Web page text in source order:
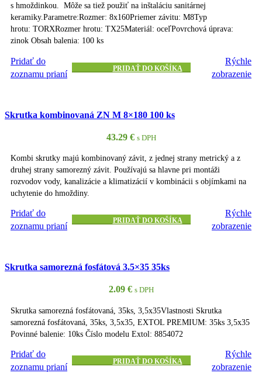
s hmoždinkou. Môže sa tiež použiť na inštaláciu sanitárnej
keramiky.Parametre:Rozmer: 8x160Priemer závitu: M8Typ
hrotu: TORXRozmer hrotu: TX25Materiál: oceľPovrchová úprava:
zinok Obsah balenia: 100 ks
Pridať do
zoznamu prianí
PRIDAŤ DO KOŠÍKA
Rýchle
zobrazenie
Skrutka kombinovaná ZN M 8×180 100 ks
43.29 € s DPH
Kombi skrutky majú kombinovaný závit, z jednej strany metrický a z
druhej strany samorezný závit. Používajú sa hlavne pri montáži
rozvodov vody, kanalizácie a klimatizácií v kombinácii s objímkami na
uchytenie do hmoždiny.
Pridať do
zoznamu prianí
PRIDAŤ DO KOŠÍKA
Rýchle
zobrazenie
Skrutka samorezná fosfátová 3.5×35 35ks
2.09 € s DPH
Skrutka samorezná fosfátovaná, 35ks, 3,5x35Vlastnosti Skrutka
samorezná fosfátovaná, 35ks, 3,5x35, EXTOL PREMIUM: 35ks 3,5x35
Povinné balenie: 10ks Číslo modelu Extol: 8854072
Pridať do
zoznamu prianí
PRIDAŤ DO KOŠÍKA
Rýchle
zobrazenie